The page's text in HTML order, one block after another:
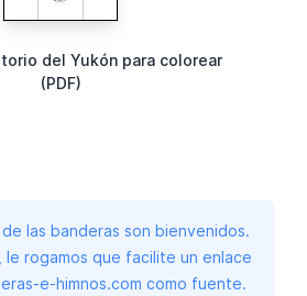
del Yukón para colorear
(PDF)
las banderas son bienvenidos.
rogamos que facilite un enlace
e-himnos.com como fuente.